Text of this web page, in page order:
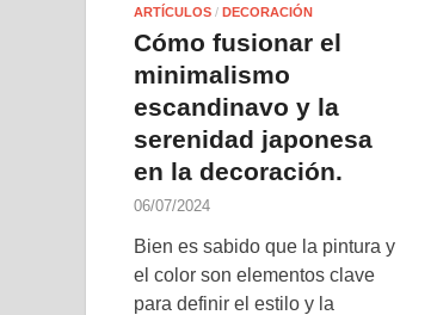
ARTÍCULOS / DECORACIÓN
Cómo fusionar el
minimalismo
escandinavo y la
serenidad japonesa
en la decoración.
06/07/2024
Bien es sabido que la pintura y
el color son elementos clave
para definir el estilo y la